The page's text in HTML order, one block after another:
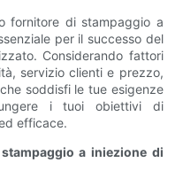
fornitore di stampaggio a
per il successo del
Considerando fattori
servizio clienti e prezzo,
soddisfi le tue esigenze
i tuoi obiettivi di
efficace.
a iniezione di